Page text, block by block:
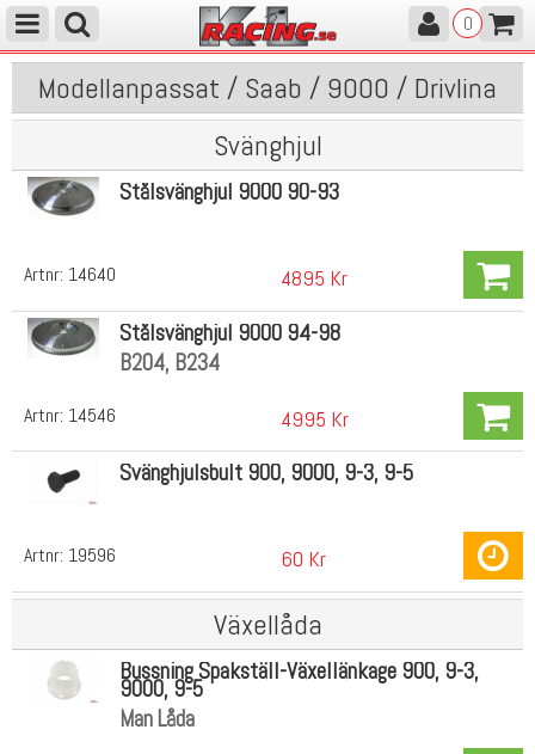
0
Modellanpassat / Saab / 9000 / Drivlina
Svänghjul
Artnr: 14640
Stålsvänghjul 9000 90-93
4895 Kr
Artnr: 14546
Stålsvänghjul 9000 94-98
B204, B234
4995 Kr
Artnr: 19596
Svänghjulsbult 900, 9000, 9-3, 9-5
60 Kr
Växellåda
Bussning Spakställ-Växellänkage 900, 9-3,
9000, 9-5
Man Låda